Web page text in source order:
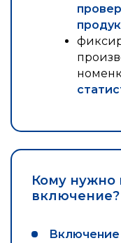
Кому нужно
включение?
Включение